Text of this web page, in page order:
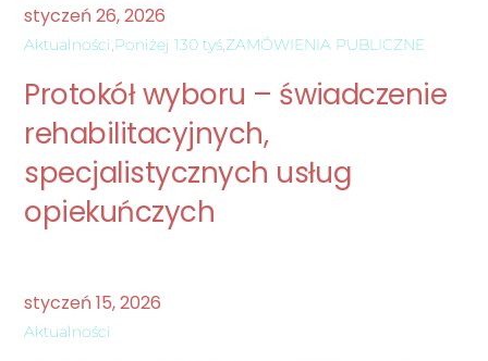
styczeń 26,2026
Aktualności,Poniżej 130 tyś,ZAMÓWIENIA PUBLICZNE
Protokół wyboru – świadczenie
rehabilitacyjnych,
specjalistycznych usług
opiekuńczych
styczeń 15,2026
Aktualności